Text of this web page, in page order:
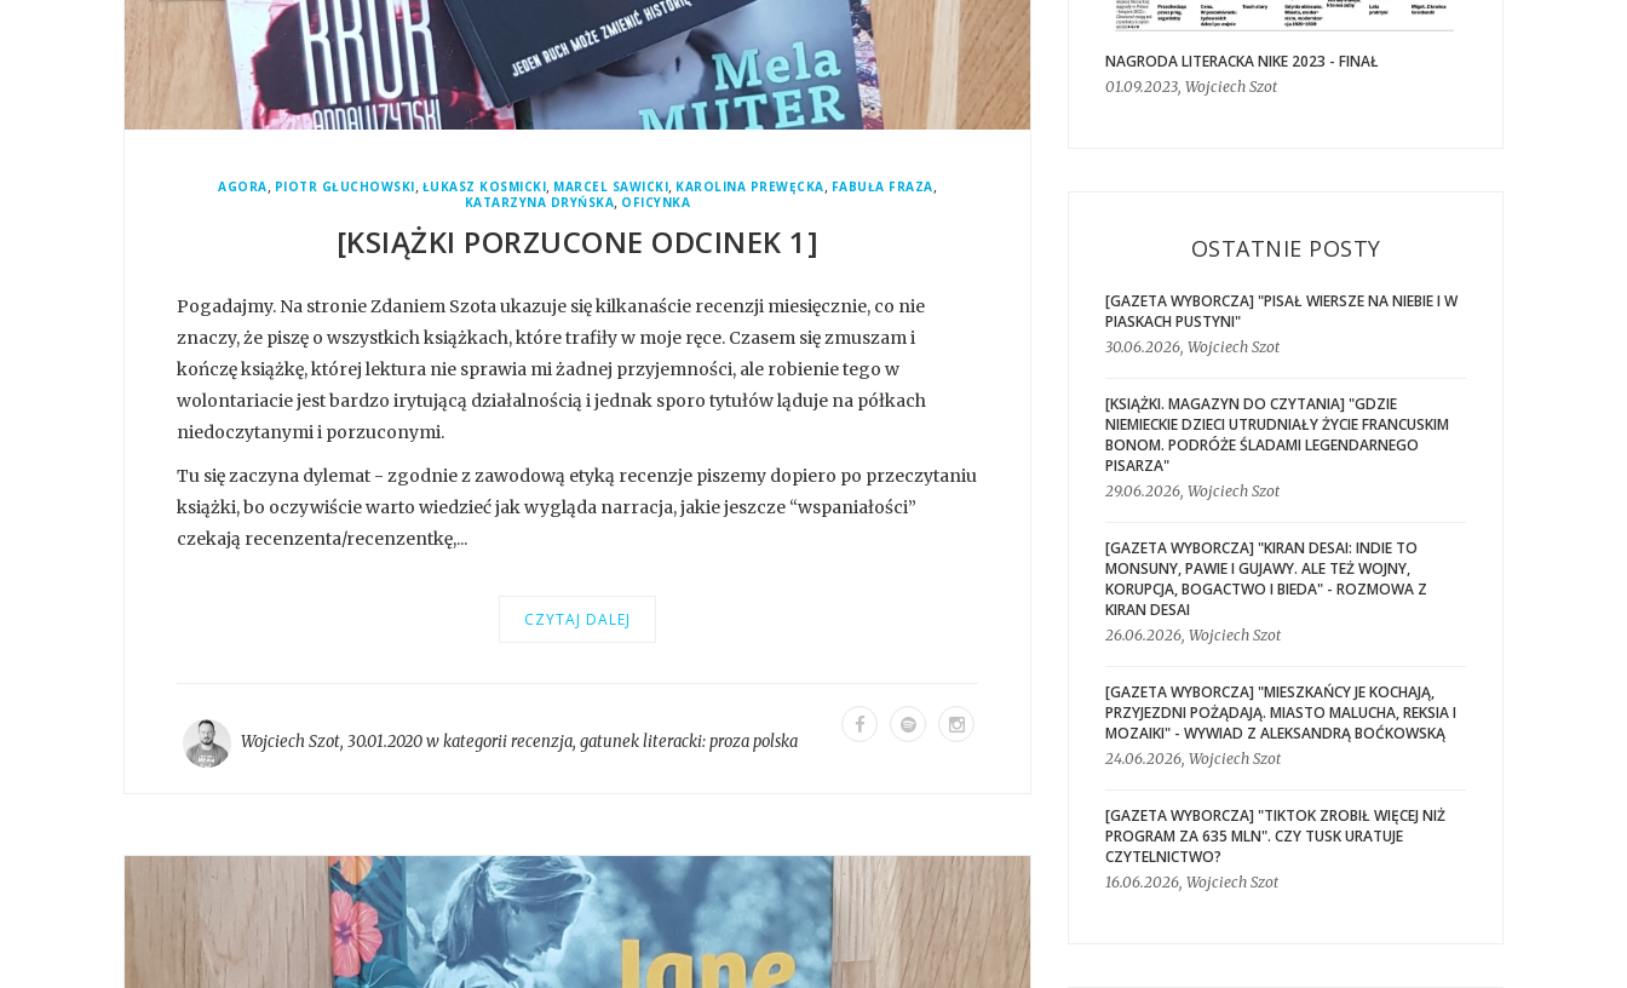
AGORA, PIOTR GŁUCHOWSKI, ŁUKASZ KOSMICKI, MARCEL SAWICKI, KAROLINA PREWĘCKA, FABUŁA FRAZA,
KATARZYNA DRYŃSKA, OFICYNKA
[KSIĄŻKI PORZUCONE ODCINEK 1]
Pogadajmy. Na stronie Zdaniem Szota ukazuje się kilkanaście recenzji miesięcznie, co nie
znaczy, że piszę o wszystkich książkach, które trafiły w moje ręce. Czasem się zmuszam i
kończę książkę, której lektura nie sprawia mi żadnej przyjemności, ale robienie tego w
wolontariacie jest bardzo irytującą działalnością i jednak sporo tytułów ląduje na półkach
niedoczytanymi i porzuconymi.
Tu się zaczyna dylemat - zgodnie z zawodową etyką recenzje piszemy dopiero po przeczytaniu
książki, bo oczywiście warto wiedzieć jak wygląda narracja, jakie jeszcze “wspaniałości”
czekają recenzenta/recenzentkę,...
CZYTAJ DALEJ
Wojciech Szot, 30.01.2020 w kategoriirecenzja, gatunek literacki:proza polska
NAGRODA LITERACKA NIKE 2023 - FINAŁ
01.09.2023, Wojciech Szot
OSTATNIE POSTY
[GAZETA WYBORCZA] "PISAŁ WIERSZE NA NIEBIE I W
PIASKACH PUSTYNI"
30.06.2026, Wojciech Szot
[KSIĄŻKI. MAGAZYN DO CZYTANIA] "GDZIE
NIEMIECKIE DZIECI UTRUDNIAŁY ŻYCIE FRANCUSKIM
BONOM. PODRÓŻE ŚLADAMI LEGENDARNEGO
PISARZA"
29.06.2026, Wojciech Szot
[GAZETA WYBORCZA] "KIRAN DESAI: INDIE TO
MONSUNY, PAWIE I GUJAWY. ALE TEŻ WOJNY,
KORUPCJA, BOGACTWO I BIEDA" - ROZMOWA Z
KIRAN DESAI
26.06.2026, Wojciech Szot
[GAZETA WYBORCZA] "MIESZKAŃCY JE KOCHAJĄ,
PRZYJEZDNI POŻĄDAJĄ. MIASTO MALUCHA, REKSIA I
MOZAIKI" - WYWIAD Z ALEKSANDRĄ BOĆKOWSKĄ
24.06.2026, Wojciech Szot
[GAZETA WYBORCZA] "TIKTOK ZROBIŁ WIĘCEJ NIŻ
PROGRAM ZA 635 MLN". CZY TUSK URATUJE
CZYTELNICTWO?
16.06.2026, Wojciech Szot